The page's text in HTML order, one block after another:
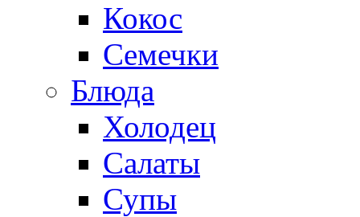
Кокос
Семечки
Блюда
Холодец
Салаты
Супы